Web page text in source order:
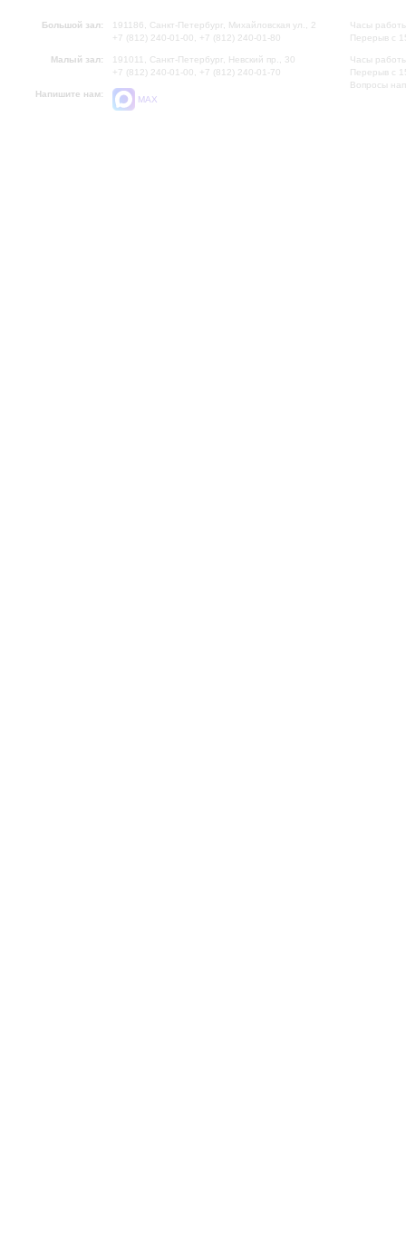
Большой зал:
191186, Санкт-Петербург, Михайловская ул., 2
+7 (812) 240-01-00, +7 (812) 240-01-80
Малый зал:
191011, Санкт-Петербург, Невский пр., 30
+7 (812) 240-01-00, +7 (812) 240-01-70
Напишите нам:
MAX
Часы
Перерыв с
Часы
Перерыв с
Вопросы